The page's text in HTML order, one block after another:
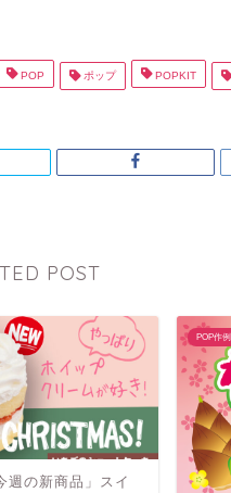
POP ポップ POPKIT
POST
週の新商品」スイ
POP作例